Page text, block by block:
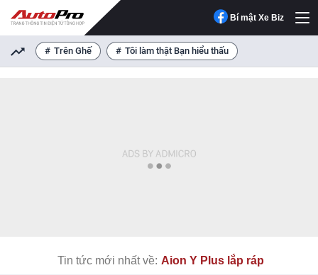
Bí mật Xe Biz
Trên Ghế Tôi làm thật Bạn hiểu thấu
Tin tức mới nhất về: Aion Y Plus lắp ráp